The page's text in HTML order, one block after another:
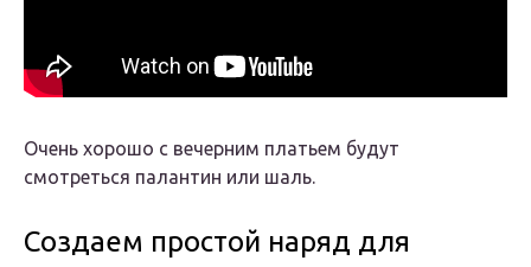
Очень хорошо с вечерним платьем будут
смотреться палантин или шаль.
Создаем простой наряд для